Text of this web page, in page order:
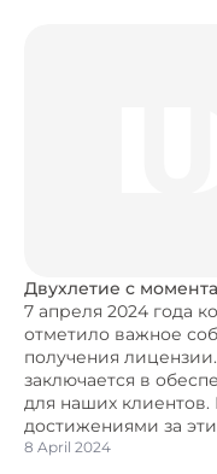
Двухлетие с
7 апреля 2024 года
отметило важное
получения
заключается в
для наших
достижениями за эти
8 April 2024